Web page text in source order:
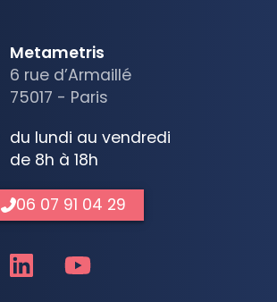
Metametris
6 rue d’Armaillé
75017 - Paris
du lundi au vendredi
de 8h à 18h
06 07 91 04 29